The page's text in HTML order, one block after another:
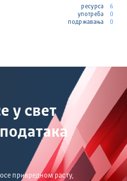
ресурса
6
употреба
0
подржавања
0
у свет
привредном расту,